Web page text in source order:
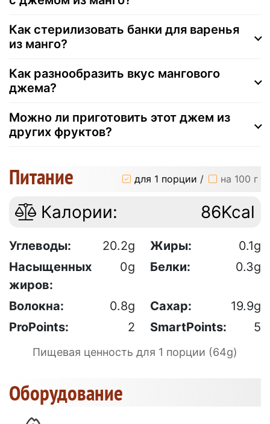
Как стерилизовать банки для варенья
из манго?
Как разнообразить вкус мангового
джема?
Можно ли приготовить этот джем из
других фруктов?
Питание для 1 порции / на 100 г
Калории: 86Kcal
Углеводы: 20.2g Жиры:
0.1g
Насыщенных
жиров:
0g Белки: 0.3g
Волокна: 0.8g Сахар:
19.9g
ProPoints:
2 SmartPoints: 5
Пищевая ценность для 1 порции (64g)
Оборудование